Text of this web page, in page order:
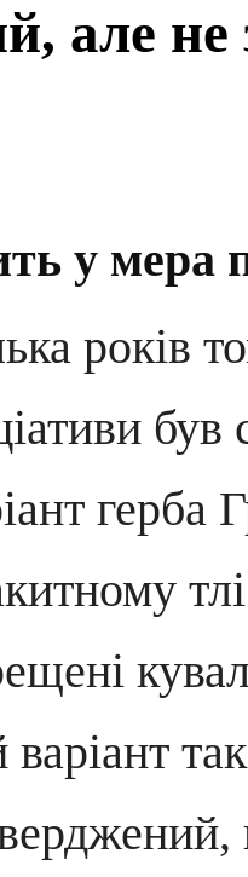
але не
у мера
років
герба
варіант